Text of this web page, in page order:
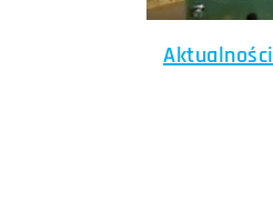
Aktualności